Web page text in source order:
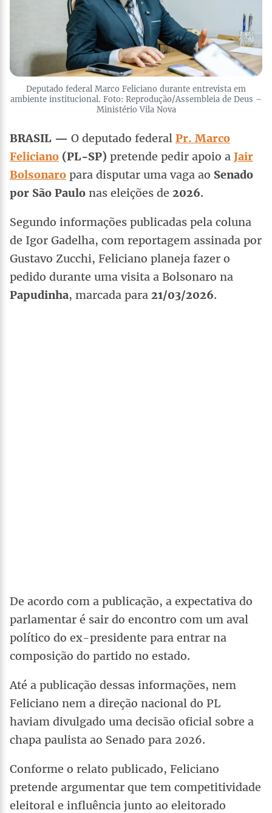
Deputado federal Marco Feliciano durante entrevista em
ambiente institucional. Foto: Reprodução/Assembleia de Deus –
Ministério Vila Nova
BRASIL — O deputado federal Pr. Marco
Feliciano (PL-SP) pretende pedir apoio a Jair
Bolsonaro para disputar uma vaga ao Senado
por São Paulo nas eleições de 2026.
Segundo informações publicadas pela coluna
de Igor Gadelha, com reportagem assinada por
Gustavo Zucchi, Feliciano planeja fazer o
pedido durante uma visita a Bolsonaro na
Papudinha, marcada para 21/03/2026.
De acordo com a publicação, a expectativa do
parlamentar é sair do encontro com um aval
político do ex-presidente para entrar na
composição do partido no estado.
Até a publicação dessas informações, nem
Feliciano nem a direção nacional do PL
haviam divulgado uma decisão oficial sobre a
chapa paulista ao Senado para 2026.
Conforme o relato publicado, Feliciano
pretende argumentar que tem competitividade
eleitoral e influência junto ao eleitorado